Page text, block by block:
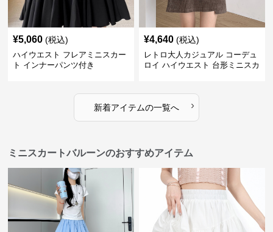
¥5,060 (税込)
ハイウエスト フレアミニスカー
ト インナーパンツ付き
¥4,640 (税込)
レトロ大人カジュアル コーデュ
ロイ ハイウエスト 台形ミニスカ
新着アイテムの一覧へ ›
ミニスカートバルーンのおすすめアイテム